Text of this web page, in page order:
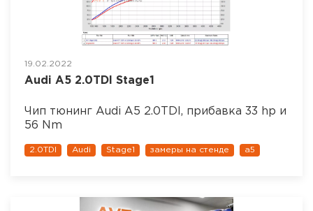
19.02.2022
Audi A5 2.0TDI Stage1
Чип тюнинг Audi A5 2.0TDI, прибавка 33 hp и
56 Nm
2.0TDI Audi Stage1 замеры на стенде a5